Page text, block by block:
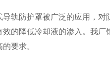
轨防护罩被广泛的应用，对
的降低冷却液的渗入。我厂
要求。